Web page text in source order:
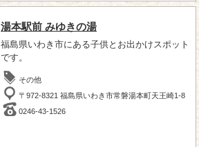
湯本駅前 みゆきの湯
福島県いわき市にある子供とお出かけスポット
です。
その他
〒972-8321 福島県いわき市常磐湯本町天王崎1-8
0246-43-1526